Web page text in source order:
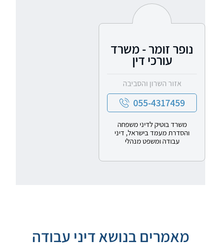
נופר זומר - משרד
עורכי דין
אזור השרון והסביבה
055-4317459
משרד בוטיק לדיני משפחה
והסדרת מעמד בישראל, דיני
עבודה ומשפט מנהלי
מאמרים בנושא דיני עבודה